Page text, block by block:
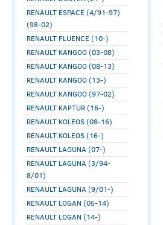
RENAULT ESPACE (4/91-97)
(98-02)
RENAULT FLUENCE (10-)
RENAULT KANGOO (03-08)
RENAULT KANGOO (08-13)
RENAULT KANGOO (13-)
RENAULT KANGOO (97-02)
RENAULT KAPTUR (16-)
RENAULT KOLEOS (08-16)
RENAULT KOLEOS (16-)
RENAULT LAGUNA (07-)
RENAULT LAGUNA (3/94-
8/01)
RENAULT LAGUNA (9/01-)
RENAULT LOGAN (05-14)
RENAULT LOGAN (14-)